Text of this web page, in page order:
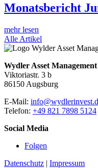
Monatsbericht
mehr lesen
Alle Artikel
Wydler Asset
Viktoriastr. 3 b
86150 Augsburg
E-Mail:
Telefon: +49 821 7898 5124
Social Media
Folgen
Datenschutz | Impressum